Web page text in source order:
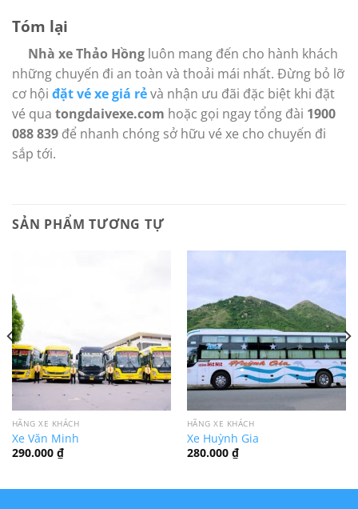
Tóm lại
Nhà xe Thảo Hồng luôn mang đến cho hành khách
những chuyến đi an toàn và thoải mái nhất. Đừng bỏ lỡ
cơ hội đặt vé xe giá rẻvà nhận ưu đãi đặc biệt khi đặt
vé qua tongdaivexe.com hoặc gọi ngay tổng đài 1900
088 839 để nhanh chóng sở hữu vé xe cho chuyến đi
sắp tới.
SẢN PHẨM TƯƠNG TỰ
HÃNG XE KHÁCH
Xe Văn Minh
290.000 ₫
HÃNG XE KHÁCH
Xe Huỳnh Gia
280.000 ₫